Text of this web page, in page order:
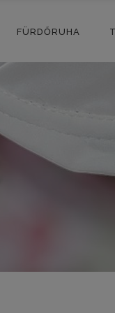
FÜRDŐRUHA